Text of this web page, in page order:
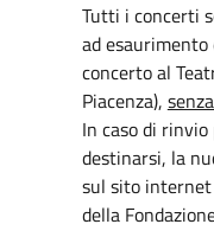
Tutti i concerti
ad
concerto al
Piacenza),
In caso di
destinarsi, la
sul sito
della